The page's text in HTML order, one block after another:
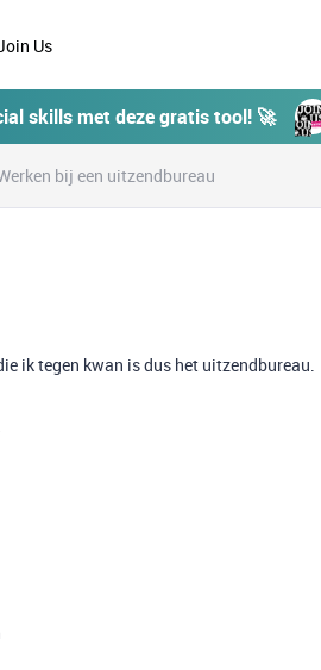
Us
skills met deze gratis tool! 🚀
bij een uitzendbureau
ik tegen kwan is dus het uitzendbureau.